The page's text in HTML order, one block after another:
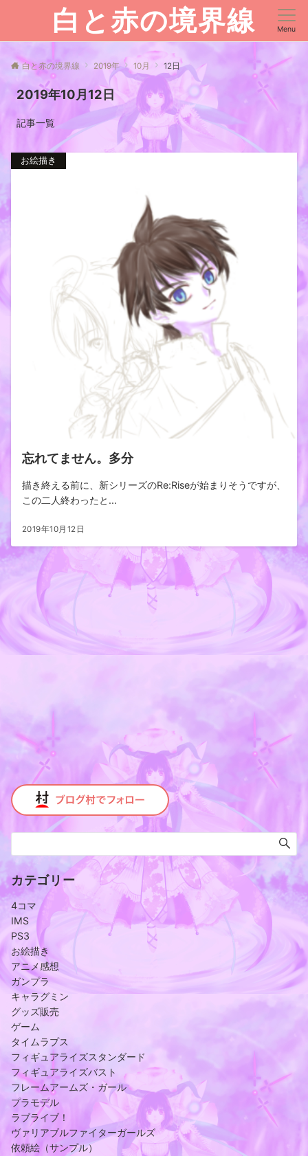
白と赤の境界線 Menu
白と赤の境界線 2019年 10月 12日
2019年10月12日
記事一覧
お絵描き
忘れてません。多分
描き終える前に、新シリーズのRe:Riseが始まりそうですが、
この二人終わったと...
2019年10月12日
カテゴリー
4コマ
IMS
PS3
お絵描き
アニメ感想
ガンプラ
キャラグミン
グッズ販売
ゲーム
タイムラプス
フィギュアライズスタンダード
フィギュアライズバスト
フレームアームズ・ガール
プラモデル
ラブライブ！
ヴァリアブルファイターガールズ
依頼絵（サンプル）